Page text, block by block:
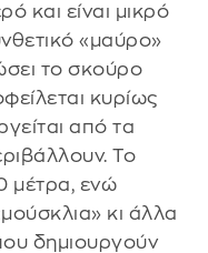
και είναι μικρό
«μαύρο»
το σκούρο
κυρίως
από τα
Το
μέτρα, ενώ
κι άλλα
δημιουργούν